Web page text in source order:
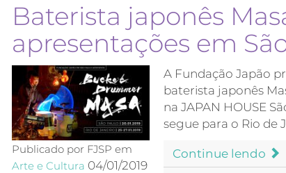
Baterista japonês
apresentações em
Publicado por FJSP em
Arte e Cultura 04/01/2019
A Fundação Japão
baterista japonês
na JAPAN HOUSE
segue para o Rio de
Continue lendo